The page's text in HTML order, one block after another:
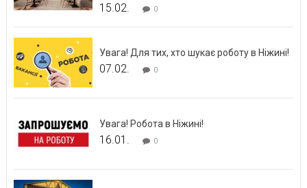
15.02. 0
Увага! Для тих, хто шукає роботу в Ніжині!
07.02. 0
Увага! Робота в Ніжині!
16.01. 0